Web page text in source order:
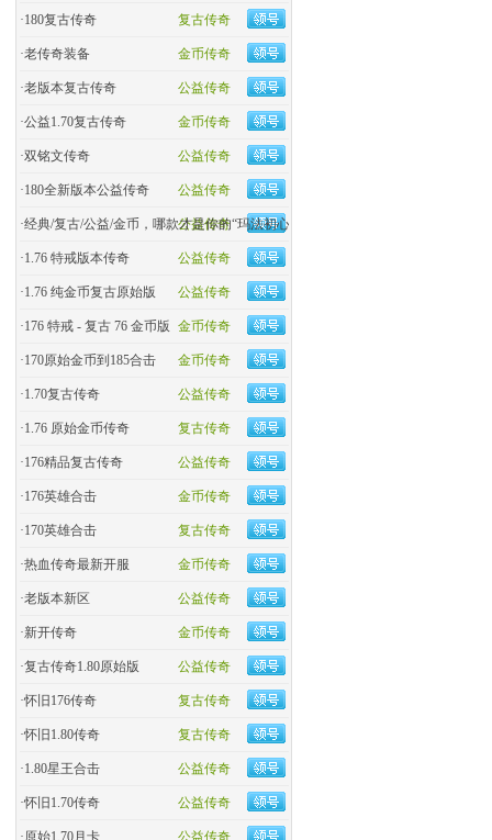
复古传奇
·180复古传奇
金币传奇
·老传奇装备
公益传奇
·老版本复古传奇
金币传奇
·公益1.70复古传奇
公益传奇
·双铭文传奇
公益传奇
·180全新版本公益传奇
公益传奇
·经典/复古/公益/金币，哪款才是你的“玛法初心
公益传奇
·1.76 特戒版本传奇
公益传奇
·1.76 纯金币复古原始版
金币传奇
·176 特戒 - 复古 76 金币版
金币传奇
·170原始金币到185合击
公益传奇
·​1.70复古传奇
复古传奇
·1.76 原始金币传奇
公益传奇
·176精品复古传奇
金币传奇
·176英雄合击
复古传奇
·170英雄合击
金币传奇
·热血传奇最新开服
公益传奇
·老版本新区
金币传奇
·新开传奇
公益传奇
·复古传奇1.80原始版
复古传奇
·怀旧176传奇
复古传奇
·怀旧1.80传奇
公益传奇
·1.80星王合击
公益传奇
·怀旧1.70传奇
公益传奇
·原始1.70月卡